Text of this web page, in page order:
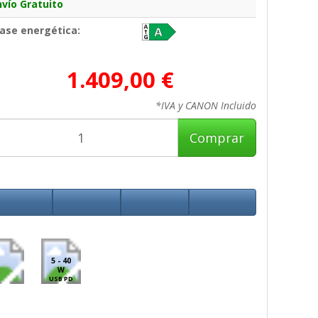
Gratuito
energética:
1.409,00 €
*IVA y CANON Incluido
Comprar
5 - 40
W
USB PD